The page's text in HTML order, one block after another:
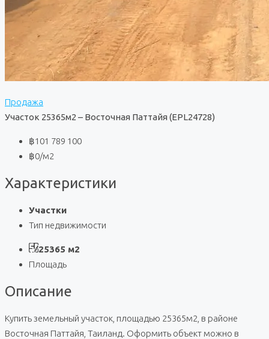
Продажа
Участок 25365м2 – Восточная Паттайя (EPL24728)
฿101 789 100
฿0/м2
Характеристики
Участки
Тип недвижимости
25365 м2
Площадь
Описание
Купить земельный участок, площадью 25365м2, в районе
Восточная Паттайя, Таиланд. Оформить объект можно в